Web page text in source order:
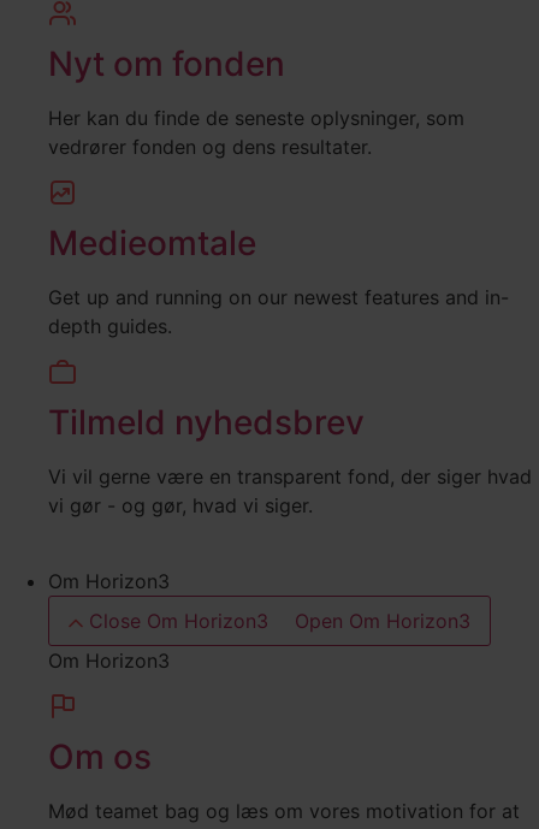
Nyt om fonden
Her kan du finde de seneste oplysninger, som
vedrører fonden og dens resultater.
Medieomtale
Get up and running on our newest features and in-
depth guides.
Tilmeld nyhedsbrev
Vi vil gerne være en transparent fond, der siger hvad
vi gør - og gør, hvad vi siger.
Om Horizon3
Close Om Horizon3
Open Om Horizon3
Om Horizon3
Om os
Mød teamet bag og læs om vores motivation for at